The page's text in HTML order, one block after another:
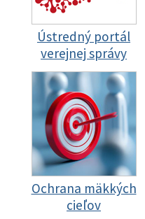
Ústredný portál
verejnej správy
Ochrana mäkkých
cieľov